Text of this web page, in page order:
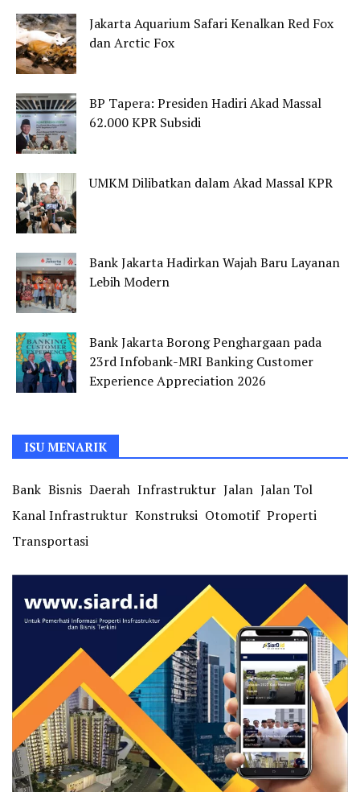
Jakarta Aquarium Safari Kenalkan Red Fox
dan Arctic Fox
BP Tapera: Presiden Hadiri Akad Massal
62.000 KPR Subsidi
UMKM Dilibatkan dalam Akad Massal KPR
Bank Jakarta Hadirkan Wajah Baru Layanan
Lebih Modern
Bank Jakarta Borong Penghargaan pada
23rd Infobank-MRI Banking Customer
Experience Appreciation 2026
ISU MENARIK
Bank Bisnis Daerah Infrastruktur Jalan Jalan Tol
Kanal Infrastruktur Konstruksi Otomotif Properti
Transportasi